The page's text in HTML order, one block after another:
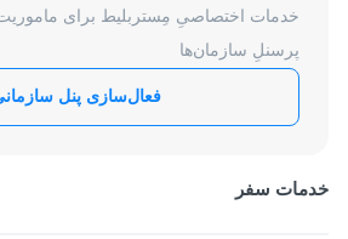
خدمات اختصاصیِ مِستربلیط برای
پرسنلِ سازمان‌ها
فعال‌سازی پنل
خدمات سفر